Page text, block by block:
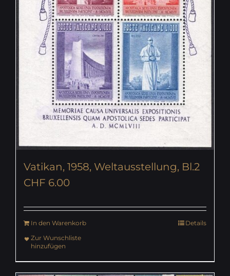
Vatikan, 1958, Weltausstellung, Bl.2
CHF 6.00
In den Warenkorb
Details
Zur Wunschliste
hinzufügen